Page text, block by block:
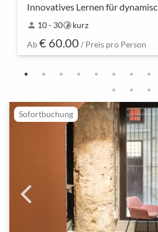
Innovatives Lernen für
ure Reise des Wissenserwerbs
gemeinsam die nächste Ebene
Projektmanagements. Entdeckt
Methoden und bewähr…
person 10 - 30timelapsekurz
Ab€ 60.00 / Preis pro Person
Sofortbuchung